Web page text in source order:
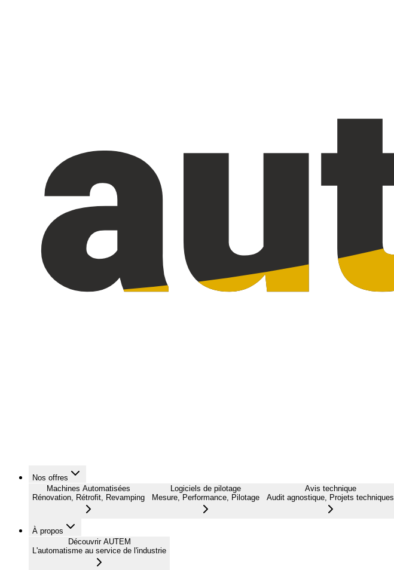
Nos offres
Machines Automatisées
Rénovation, Rétrofit, Revamping
Logiciels de pilotage
Mesure, Performance, Pilotage
Avis technique
Audit agnostique, Projets techniques
À propos
Découvrir AUTEM
L'automatisme au service de l'industrie